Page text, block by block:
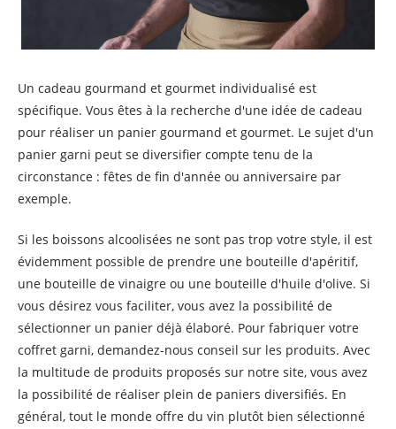
Un cadeau gourmand et gourmet individualisé est
spécifique. Vous êtes à la recherche d'une idée de cadeau
pour réaliser un panier gourmand et gourmet. Le sujet d'un
panier garni peut se diversifier compte tenu de la
circonstance : fêtes de fin d'année ou anniversaire par
exemple.
Si les boissons alcoolisées ne sont pas trop votre style, il est
évidemment possible de prendre une bouteille d'apéritif,
une bouteille de vinaigre ou une bouteille d'huile d'olive. Si
vous désirez vous faciliter, vous avez la possibilité de
sélectionner un panier déjà élaboré. Pour fabriquer votre
coffret garni, demandez-nous conseil sur les produits. Avec
la multitude de produits proposés sur notre site, vous avez
la possibilité de réaliser plein de paniers diversifiés. En
général, tout le monde offre du vin plutôt bien sélectionné